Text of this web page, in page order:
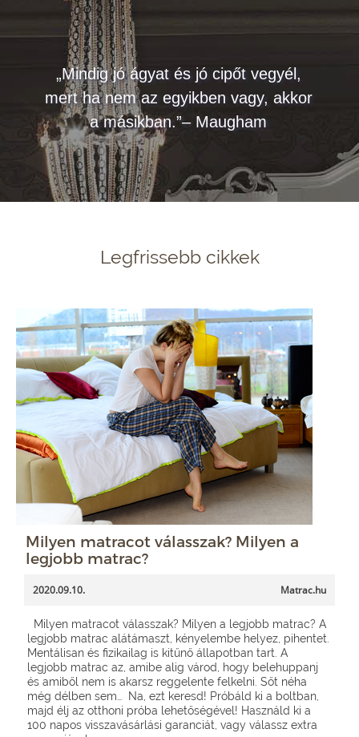
„Mindig jó ágyat és jó cipőt vegyél,
mert ha nem az egyikben vagy, akkor
a másikban.”– Maugham
Legfrissebb cikkek
Milyen matracot válasszak? Milyen a
legjobb matrac?
2020.09.10. Matrac.hu
Milyen matracot válasszak? Milyen a legjobb matrac? A
legjobb matrac alátámaszt, kényelembe helyez, pihentet.
Mentálisan és fizikailag is kitűnő állapotban tart. A
legjobb matrac az, amibe alig várod, hogy belehuppanj
és amiből nem is akarsz reggelente felkelni. Sőt néha
még délben sem… Na, ezt keresd! Próbáld ki a boltban,
majd élj az otthoni próba lehetőségével! Használd ki a
100 napos visszavásárlási garanciát, vagy válassz extra